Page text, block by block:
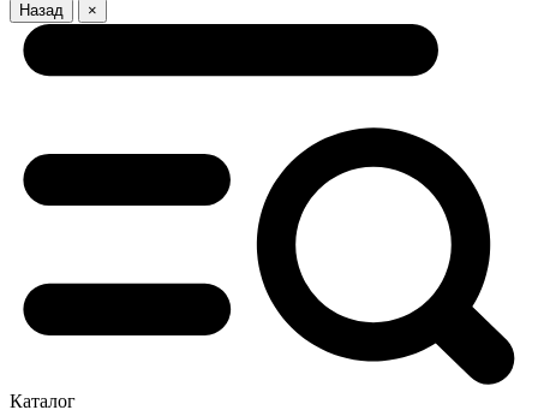
Назад ×
Каталог